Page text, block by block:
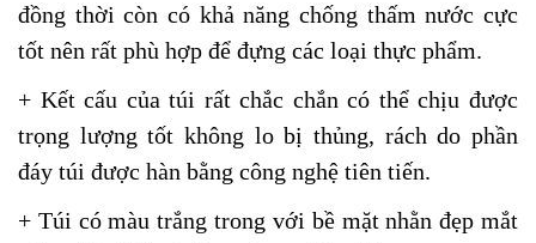
đồng thời còn có khả năng chống thấm nước cực
tốt nên rất phù hợp để đựng các loại thực phẩm.
+ Kết cấu của túi rất chắc chắn có thể chịu được
trọng lượng tốt không lo bị thủng, rách do phần
đáy túi được hàn bằng công nghệ tiên tiến.
+ Túi có màu trắng trong với bề mặt nhằn đẹp mắt